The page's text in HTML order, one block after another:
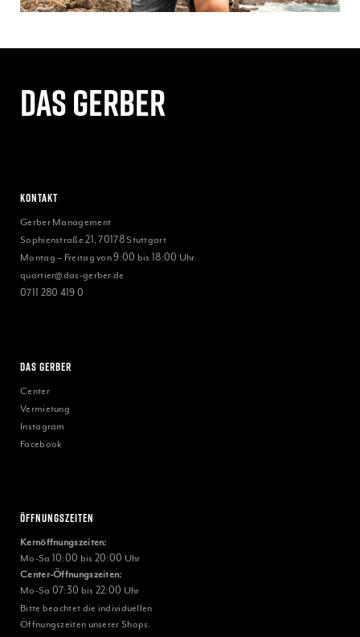
Das gerber
Kontakt
Gerber Management
Sophienstraße 21, 70178 Stuttgart
Montag – Freitag von 9:00 bis 18:00 Uhr
quartier@das-gerber.de
0711 280 419 0
Das Gerber
Center
Vermietung
Instagram
Facebook
Öffnungszeiten
Kernöffnungszeiten:
Mo-Sa 10:00 bis 20:00 Uhr
Center-Öffnungszeiten:
Mo-Sa 07:30 bis 22:00 Uhr
Bitte beachtet die individuellen
Öffnungszeiten unserer Shops.